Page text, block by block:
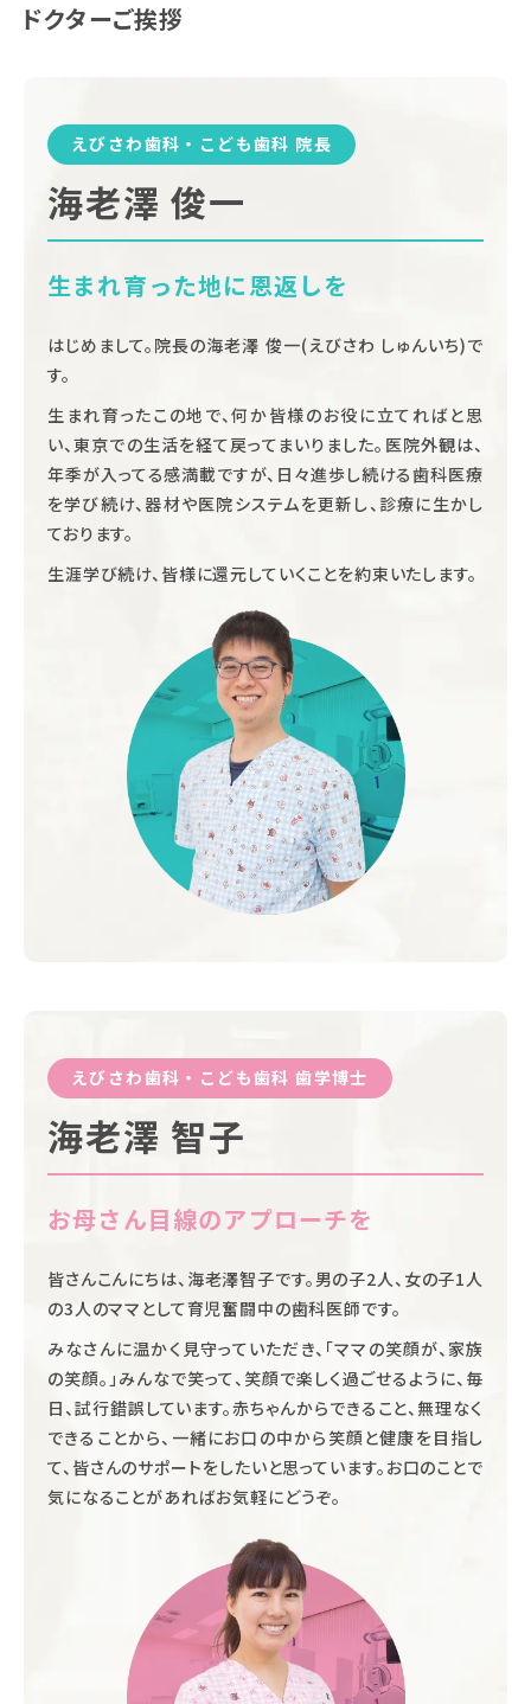
ドクターご挨拶
えびさわ歯科・こども歯科 院長
海老澤 俊一
生まれ育った地に恩返しを
はじめまして。院長の海老澤 俊一(えびさわ しゅんいち)で
す。
生まれ育ったこの地で、何か皆様のお役に立てればと思
い、東京での生活を経て戻ってまいりました。医院外観は、
年季が入ってる感満載ですが、日々進歩し続ける歯科医療
を学び続け、器材や医院システムを更新し、診療に生かし
ております。
生涯学び続け、皆様に還元していくことを約束いたします。
えびさわ歯科・こども歯科 歯学博士
海老澤 智子
お母さん目線のアプローチを
皆さんこんにちは、海老澤智子です。男の子2人、女の子1人
の3人のママとして育児奮闘中の歯科医師です。
みなさんに温かく見守っていただき、「ママの笑顔が、家族
の笑顔。」みんなで笑って、笑顔で楽しく過ごせるように、毎
日、試行錯誤しています。赤ちゃんからできること、無理なく
できることから、一緒にお口の中から笑顔と健康を目指し
て、皆さんのサポートをしたいと思っています。お口のことで
気になることがあればお気軽にどうぞ。